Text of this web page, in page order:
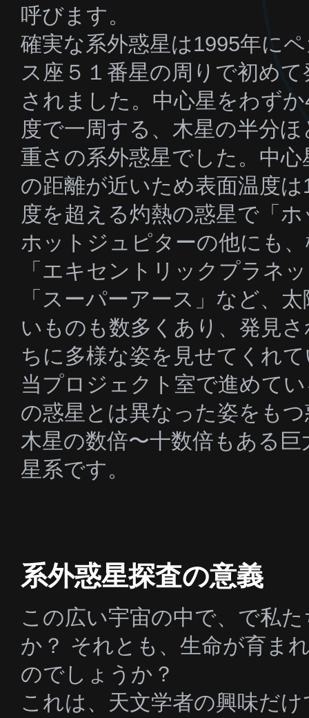
呼びます。
確実な系外惑星は1995年に
ス座５１番星の周りで初めて
されました。中心星をわず
度で一周する、木星の半分ほ
重さの系外惑星でした。中心
の距離が近いため表面温度は
度を超える灼熱の惑星で「
ホットジュピターの他にも
「エキセントリックプラネ
「スーパーアース」など、
いものも数多くあり、発見
ちに多様な姿を見せてくれ
当プロジェクト室で進めて
の惑星とは異なった姿をも
木星の数倍〜十数倍もある
星系です。
系外惑星探査の意義
この広い宇宙の中で、で私
か？ それとも、生命が育ま
のでしょうか？
これは、天文学者の興味だ